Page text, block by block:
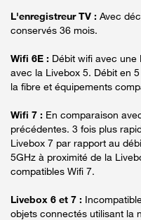
L'enregistreur TV : Avec
conservés 36 mois.
Wifi 6E : Débit wifi avec une
avec la Livebox 5. Débit en
la fibre et équipements
Wifi 7 : En comparaison
précédentes. 3 fois plus
Livebox 7 par rapport au
5GHz à proximité de la
compatibles Wifi 7.
Livebox 6 et 7 :
objets connectés utilisant la